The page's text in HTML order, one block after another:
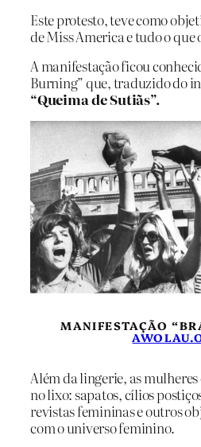
Este protesto, teve como
de Miss America e tudo o que
A manifestação ficou
Burning” que, traduzido do
“Queima de Sutiãs”.
MANIFESTAÇÃO
Além da lingerie, as
no lixo: sapatos, cílios
revistas femininas e outros
com o universo feminino.